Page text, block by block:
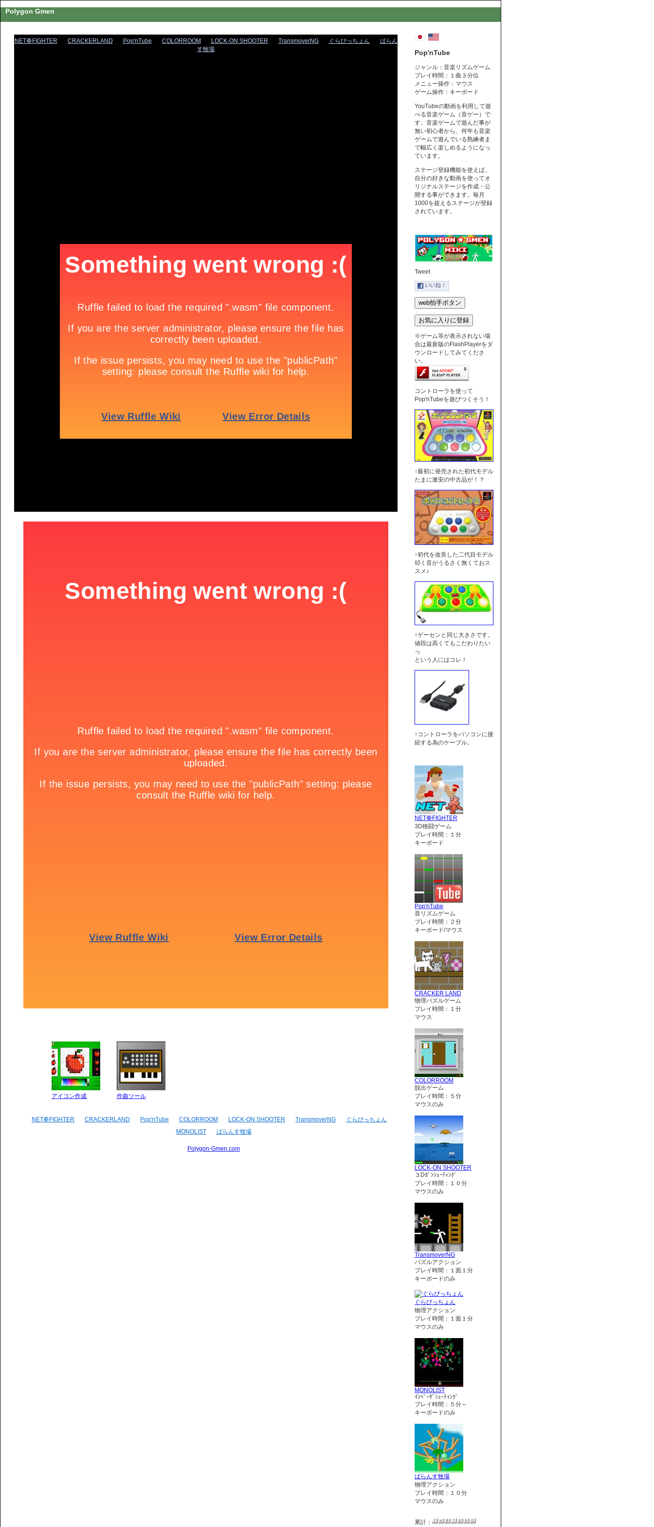
Polygon Gmen
NET拳FIGHTER CRACKERLAND Pop'nTube COLORROOM LOCK-ON SHOOTER TransmoverNG ぐらびっちょん
ばらん
す牧場
アイコン作成 作曲ツール
NET拳FIGHTER CRACKERLAND Pop'nTube COLORROOM LOCK-ON SHOOTER TransmoverNG
ぐらびっちょん
MONOLIST
ばらんす牧場
Polygon-Gmen.com
Pop'nTube
ジャンル：音楽リズムゲーム
プレイ時間：１曲３分位
メニュー操作：マウス
ゲーム操作：キーボード
YouTubeの動画を利用して遊
べる音楽ゲーム（音ゲー）で
す。音楽ゲームで遊んだ事が
無い初心者から、何年も音楽
ゲームで遊んでいる熟練者ま
で幅広く楽しめるようになっ
ています。
ステージ登録機能を使えば、
自分の好きな動画を使ってオ
リジナルステージを作成・公
開する事ができます。毎月
1000を超えるステージが登録
されています。
Tweet
※ゲーム等が表示されない場
合は最新版のFlashPlayerをダ
ウンロードしてみてくださ
い。
コントローラを使って
Pop'nTubeを遊びつくそう！
↑最初に発売された初代モデル
たまに激安の中古品が！？
↑初代を改良した二代目モデル
叩く音がうるさく無くておス
スメ♪
↑ゲーセンと同じ大きさです。
値段は高くてもこだわりたい
っ
という人にはコレ！
↑コントローラをパソコンに接
続する為のケーブル。
NET拳FIGHTER
3D格闘ゲーム
プレイ時間：１分
キーボード
Pop'nTube
音リズムゲーム
プレイ時間：２分
キーボード/マウス
CRACKER LAND
物理パズルゲーム
プレイ時間：１分
マウス
COLORROOM
脱出ゲーム
プレイ時間：５分
マウスのみ
LOCK-ON SHOOTER
３Dｶﾞﾝｼｭｰﾃｨﾝｸﾞ
プレイ時間：１０分
マウスのみ
TransmoverNG
パズルアクション
プレイ時間：１面１分
キーボードのみ
ぐらびっちょん
物理アクション
プレイ時間：１面１分
マウスのみ
MONOLIST
ｲﾝﾍﾞｰﾀﾞｼｭｰﾃｨﾝｸﾞ
プレイ時間：５分～
キーボードのみ
ばらんす牧場
物理アクション
プレイ時間：１０分
マウスのみ
累計：